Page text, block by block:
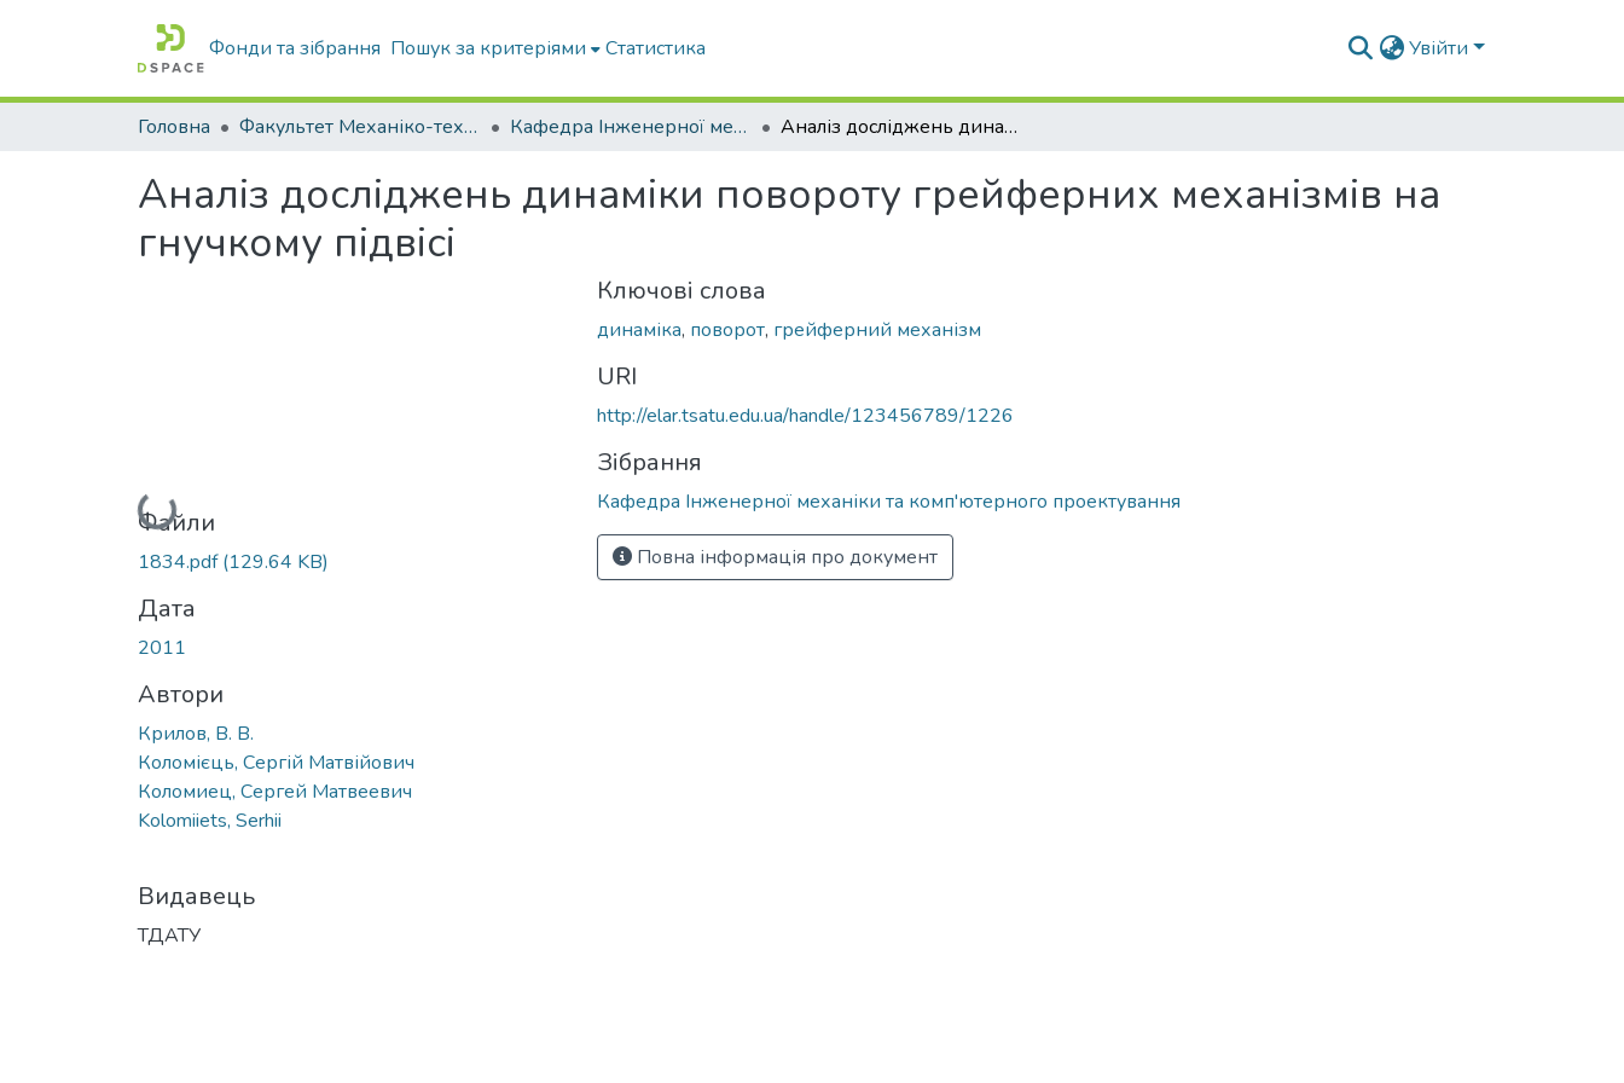
Фонди та зібрання Пошук за критеріями Статистика Увійти
Головна Факультет Механіко-технологічний Кафедра Інженерної механіки та комп'ютерного проектування Аналіз досліджень динаміки повороту грейферних механізмів на гнучкому підвісі
Аналіз досліджень динаміки повороту грейферних механізмів на
гнучкому підвісі
Вантажиться...
Файли
1834.pdf(129.64 KB)
Дата
2011
Автори
Крилов, В. В.
Коломієць, Сергій Матвійович
Коломиец, Сергей Матвеевич
Kolomiiets, Serhii
Видавець
ТДАТУ
Ключові слова
динаміка, поворот, грейферний механізм
URI
http://elar.tsatu.edu.ua/handle/123456789/1226
Зібрання
Кафедра Інженерної механіки та комп'ютерного проектування
Повна інформація про документ